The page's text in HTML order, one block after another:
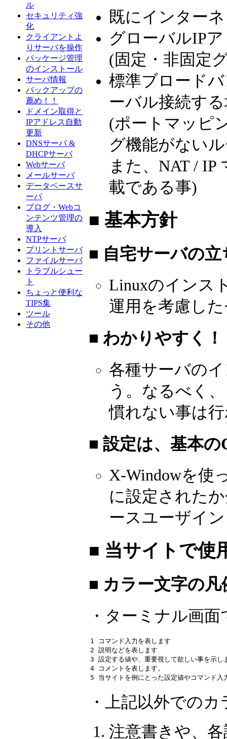
ル
セキュリティ強
化
クライアントよ
りサーバを操作
パッケージ管理
のインストール
サーバ情報
バックアップの
薦め！！
ドメイン取得と
IPアドレス自動
更新
DNSサーバ &
DHCPサーバ
Webサーバ
メールサーバ
データベースサ
ーバ
ブログ・Webコ
ンテンツ管理の
導入
NTPサーバ
プリントサーバ
ファイルサーバ
トラブルシュー
ト
ちょっと便利な
TIPS集
ツール
その他
既にインター
グローバルIP
(固定・非固定
標準ブロード
ーバル接続す
(ポートマッピ
グ機能がない
また、NAT /
載である事)
■ 基本方針
■ 自宅サーバの
Linuxのインス
運用を考慮し
■ わかりやすく！
各種サーバの
う。なるべく
慣れない事は
■ 設定は、基本
X-Windowを使
に設定された
ースユーザイ
■ 当サイトで使
■ カラー文字の
・ターミナル画
1
コマンド入力を表します
2 説明などを表します
3 設定する値や、重要視して欲しい事を示し
4
コメントを表します。
5 当サイトを例にとった設定値やコマンド
・上記以外でのカ
注意書きや、